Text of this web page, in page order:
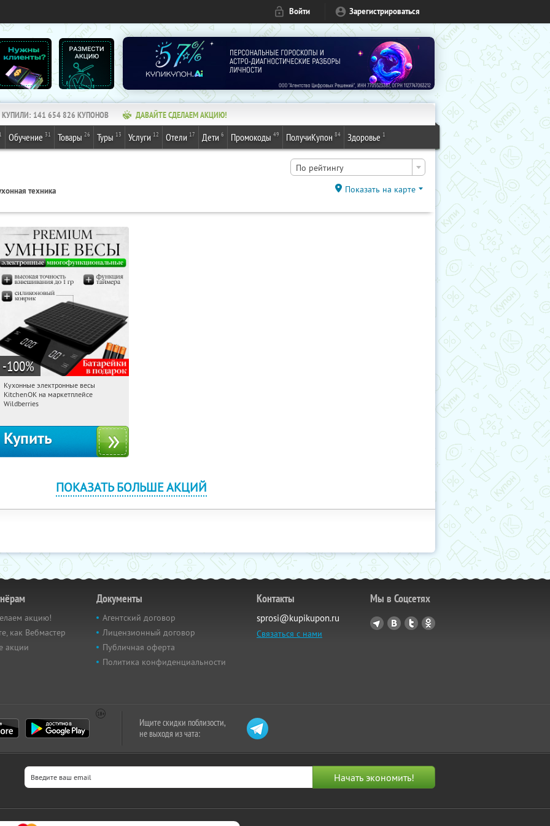
Войти Зарегистрироваться
КУПИЛИ: 141 654 826 КУПОНОВ ДАВАЙТЕ СДЕЛАЕМ АКЦИЮ!
Обучение 31 Товары 26 Туры 13 Услуги 12 Отели 17 Дети 6 Промокоды 49 ПолучиКупон 84 Здоровье 1
По рейтингу
техника Показать на карте
-100%
23:07:45 Получили:
Россия
Кухонные электронные весы
KitchenOK на маркетплейсе
Wildberries
Купить
ПОКАЗАТЬ БОЛЬШЕ АКЦИЙ
акцию!
как Вебмастер
акции
Документы
Агентский договор
Лицензионный договор
Публичная оферта
Политика конфиденциальности
Контакты
sprosi@kupikupon.ru
Связаться с нами
Мы в Соцсетях
Ищите скидки поблизости,
не выходя из чата: